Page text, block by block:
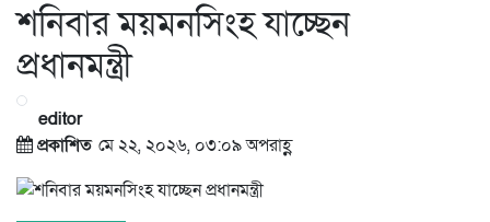
শনিবার ময়মনসিংহ যাচ্ছেন
প্রধানমন্ত্রী
editor
প্রকাশিত মে ২২, ২০২৬, ০৩:০৯ অপরাহ্ণ